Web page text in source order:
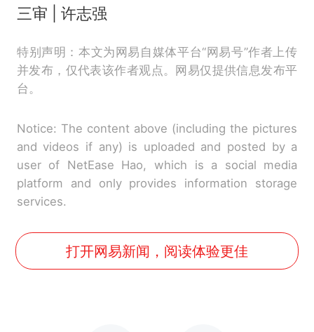
三审 | 许志强
特别声明：本文为网易自媒体平台“网易号”作者上传
并发布，仅代表该作者观点。网易仅提供信息发布平
台。
Notice: The content above (including the pictures
and videos if any) is uploaded and posted by a
user of NetEase Hao, which is a social media
platform and only provides information storage
services.
打开网易新闻，阅读体验更佳